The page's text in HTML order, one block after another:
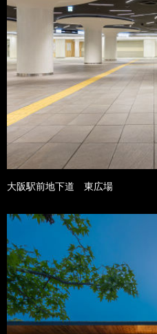
大阪駅前地下道 東広場